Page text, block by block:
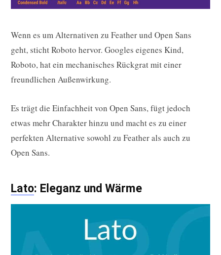
Wenn es um Alternativen zu Feather und Open Sans
geht, sticht Roboto hervor. Googles eigenes Kind,
Roboto, hat ein mechanisches Rückgrat mit einer
freundlichen Außenwirkung.
Es trägt die Einfachheit von Open Sans, fügt jedoch
etwas mehr Charakter hinzu und macht es zu einer
perfekten Alternative sowohl zu Feather als auch zu
Open Sans.
Lato: Eleganz und Wärme